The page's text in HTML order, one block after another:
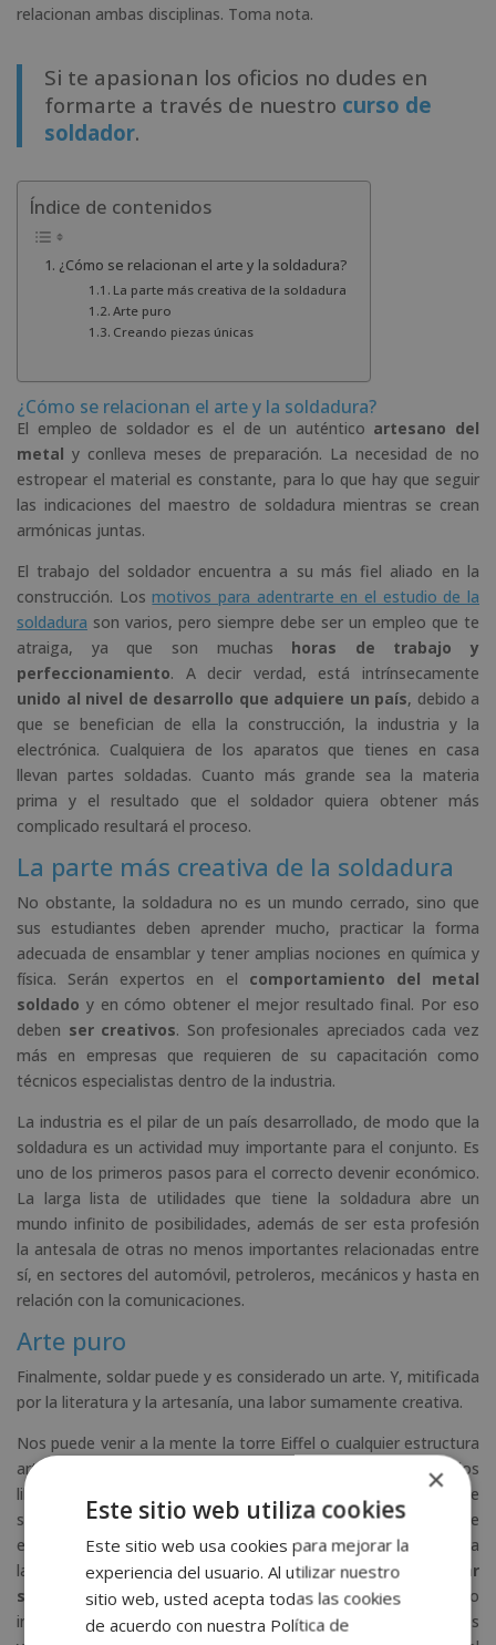
relacionan ambas disciplinas. Toma nota.
Si te apasionan los oficios no dudes en
formarte a través de nuestro curso de
soldador.
Índice de contenidos
¿Cómo se relacionan el arte y la soldadura?
La parte más creativa de la soldadura
Arte puro
Creando piezas únicas
¿Cómo se relacionan el arte y la soldadura?
El empleo de soldador es el de un auténtico artesano del
metal y conlleva meses de preparación. La necesidad de no
estropear el material es constante, para lo que hay que seguir
las indicaciones del maestro de soldadura mientras se crean
armónicas juntas.
El trabajo del soldador encuentra a su más fiel aliado en la
construcción. Losmotivos para adentrarte en el estudio de la
soldadura son varios, pero siempre debe ser un empleo que te
atraiga, ya que son muchas horas de trabajo y
perfeccionamiento. A decir verdad, está intrínsecamente
unido al nivel de desarrollo que adquiere un país, debido a
que se benefician de ella la construcción, la industria y la
electrónica. Cualquiera de los aparatos que tienes en casa
llevan partes soldadas. Cuanto más grande sea la materia
prima y el resultado que el soldador quiera obtener más
complicado resultará el proceso.
La parte más creativa de la soldadura
No obstante, la soldadura no es un mundo cerrado, sino que
sus estudiantes deben aprender mucho, practicar la forma
adecuada de ensamblar y tener amplias nociones en química y
física. Serán expertos en el comportamiento del metal
soldado y en cómo obtener el mejor resultado final. Por eso
deben ser creativos. Son profesionales apreciados cada vez
más en empresas que requieren de su capacitación como
técnicos especialistas dentro de la industria.
La industria es el pilar de un país desarrollado, de modo que la
soldadura es un actividad muy importante para el conjunto. Es
uno de los primeros pasos para el correcto devenir económico.
La larga lista de utilidades que tiene la soldadura abre un
mundo infinito de posibilidades, además de ser esta profesión
la antesala de otras no menos importantes relacionadas entre
sí, en sectores del automóvil, petroleros, mecánicos y hasta en
relación con la comunicaciones.
Arte puro
Finalmente, soldar puede y es considerado un arte. Y, mitificada
por la literatura y la artesanía, una labor sumamente creativa.
Nos puede venir a la mente la torre Eiffel o cualquier estructura
artística que, para expresarse, precisa de la soldadura. En los
libros novelados o los ensayos que describen el oficio de
soldador comprobarás que la importancia de este sector de
empleo no es efímera y que está íntimamente ligada al arte y a
la imaginería personal.Cualquier soldador podría terminar
siendo un artista de metales, que se funden con cierta o
incierta facilidad. Y es que crean candelabros, muebles, asientos
×
Este sitio web utiliza cookies
Este sitio web usa cookies para mejorar la
experiencia del usuario. Al utilizar nuestro
sitio web, usted acepta todas las cookies
de acuerdo con nuestra Política de